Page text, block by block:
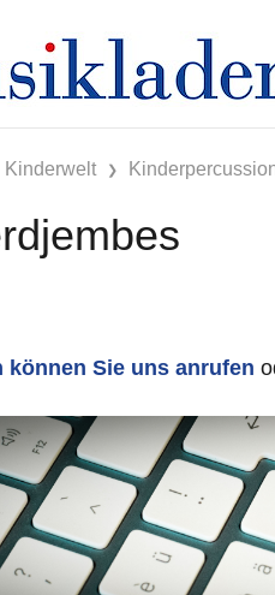
Kinderwelt
können Sie uns anrufen